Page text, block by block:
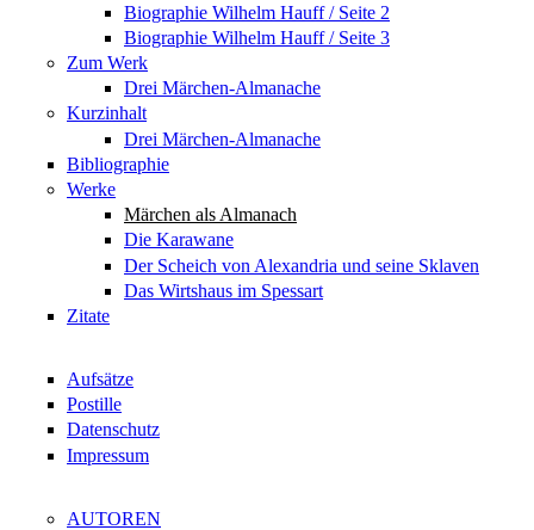
Biographie Wilhelm Hauff / Seite 2
Biographie Wilhelm Hauff / Seite 3
Zum Werk
Drei Märchen-Almanache
Kurzinhalt
Drei Märchen-Almanache
Bibliographie
Werke
Märchen als Almanach
Die Karawane
Der Scheich von Alexandria und seine Sklaven
Das Wirtshaus im Spessart
Zitate
Aufsätze
Postille
Datenschutz
Impressum
AUTOREN